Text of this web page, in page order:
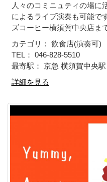
人々のコミニュティの場に
によるライブ演奏も可能で
ズコーヒー横須賀中央店ま
カテゴリ： 飲食店(演奏可)
TEL： 046-828-5510
最寄駅： 京急 横須賀中央駅
詳細を見る